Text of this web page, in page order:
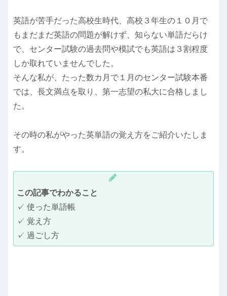
英語が苦手だった高校生時代、高校３年生の１０月で
もまだまだ英語の問題が解けず、知らない単語だらけ
で、センター試験の過去問や模試でも英語は３割程度
しか取れていませんでした。
そんな私が、たった数カ月で１月のセンター試験本番
では、長文満点を取り、第一志望の私大に合格しまし
た。
その時の私がやった英単語の覚え方をご紹介いたしま
す。
この記事でわかること
✓ 使った単語帳
✓ 覚え方
✓ 過ごし方